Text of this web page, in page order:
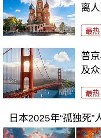
离
最热
普
及
最热
日本2025年“孤独死”